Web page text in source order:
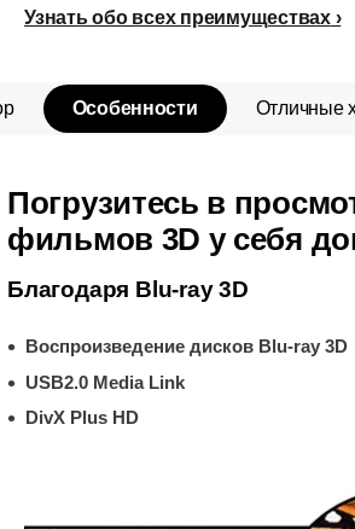
Узнать обо всех преимуществах
Особенности Отличные
Погрузитесь в
фильмов 3D у себя
Благодаря Blu-ray 3D
Воспроизведение дисков Blu-ray 3D
USB2.0 Media Link
DivX Plus HD